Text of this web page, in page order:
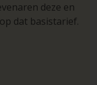
deze en
dat basistarief.